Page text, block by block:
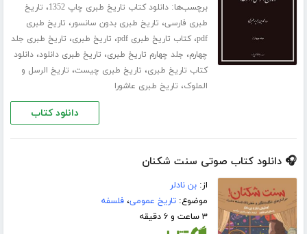
برچسب‌ها:دانلود کتاب تاریخ طبری چاپ 1352 ، تاریخ
طبری فارسی، تاریخ طبری بدون سانسور، تاریخ طبری
pdf،کتاب تاریخ طبری pdf ، تاریخ طبری، تاریخ طبری جلد
چهارم، جلد چهارم تاریخ طبری، تاریخ طبری دانلود،دانلود
کتاب تاریخ طبری، تاریخ طبری چیست، تاریخ الرسل و
الملوک، تاریخ طبری عاشورا
دانلود کتاب
🎧 دانلود کتاب صوتی سنت شکنان
از:بن نادلر
موضوع:تاریخ عمومی،فلسفه
۳ ساعت و ۶ دقیقه